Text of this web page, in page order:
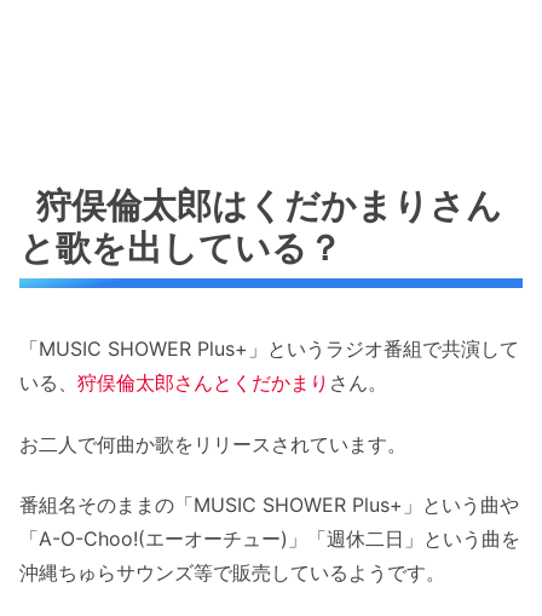
狩俣倫太郎はくだかまりさん
と歌を出している？
「MUSIC SHOWER Plus+」というラジオ番組で共演して
いる、 狩俣倫太郎さんとくだかまり さん。
お二人で何曲か歌をリリースされています。
番組名そのままの「MUSIC SHOWER Plus+」という曲や
「A-O-Choo!(エーオーチュー)」「週休二日」という曲を
沖縄ちゅらサウンズ等で販売しているようです。